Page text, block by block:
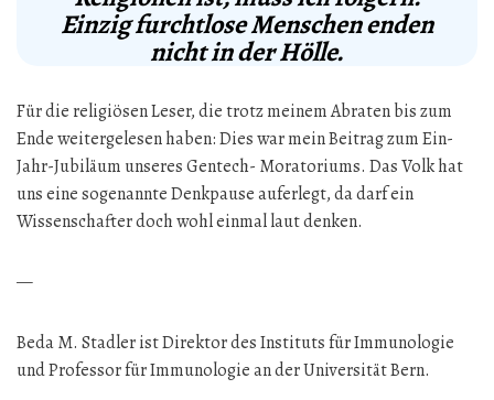
Einzig furchtlose Menschen enden
nicht in der Hölle.
Für die religiösen Leser, die trotz meinem Abraten bis zum
Ende weitergelesen haben: Dies war mein Beitrag zum Ein-
Jahr-Jubiläum unseres Gentech- Moratoriums. Das Volk hat
uns eine sogenannte Denkpause auferlegt, da darf ein
Wissenschafter doch wohl einmal laut denken.
—
Beda M. Stadler ist Direktor des Instituts für Immunologie
und Professor für Immunologie an der Universität Bern.